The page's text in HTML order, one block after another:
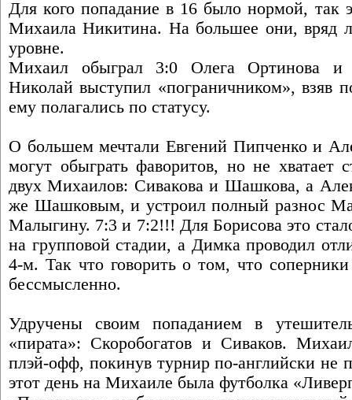
Для кого попадание в 16 было нормой, так
Михаила Никитина. На большее они, вряд
уровне.
Михаил обыграл 3:0 Олега Ортинова и
Николай выступил «пограничником», взяв
ему полагались по статусу.
О большем мечтали Евгений Пипченко и
могут обыграть фаворитов, но не хватает
двух Михаилов: Сивакова и Шашкова, а
же Шашковым, и устроил полный разнос
Малыгину. 7:3 и 7:2!!! Для Борисова это
на групповой стадии, а Димка проводил
4-м. Так что говорить о том, что
бессмысленно.
Удручены своим попаданием в
«пирата»: Скоробогатов и Сиваков.
плэй-офф, покинув турнир по-английски не
этот день на Михаиле была футболка